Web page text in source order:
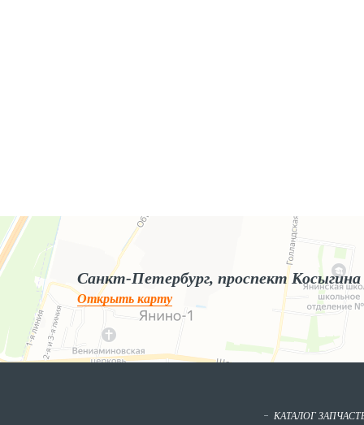
Яндекс.Карты
Яндекс.Карты — поиск мест и адресов, городской транспорт
Санкт-Петербург, проспект Косыгина
Открыть карту
КАТАЛОГ